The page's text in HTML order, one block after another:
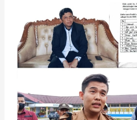
SMKN
Rejang
Klarifikasi
Kepsek
Dibalas